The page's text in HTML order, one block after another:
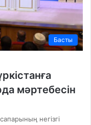
Басты
мәртебесін
негізгі